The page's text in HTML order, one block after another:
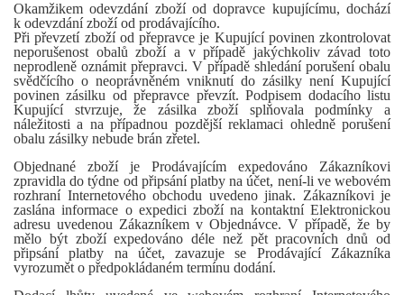
Okamžikem odevzdání zboží od dopravce kupujícímu, dochází
k odevzdání zboží od prodávajícího.
Při převzetí zboží od přepravce je Kupující povinen zkontrolovat
neporušenost obalů zboží a v případě jakýchkoliv závad toto
neprodleně oznámit přepravci. V případě shledání porušení obalu
svědčícího o neoprávněném vniknutí do zásilky není Kupující
povinen zásilku od přepravce převzít. Podpisem dodacího listu
Kupující stvrzuje, že zásilka zboží splňovala podmínky a
náležitosti a na případnou pozdější reklamaci ohledně porušení
obalu zásilky nebude brán zřetel.
Objednané zboží je Prodávajícím expedováno Zákazníkovi
zpravidla do týdne od připsání platby na účet, není-li ve webovém
rozhraní Internetového obchodu uvedeno jinak. Zákazníkovi je
zaslána informace o expedici zboží na kontaktní Elektronickou
adresu uvedenou Zákazníkem v Objednávce. V případě, že by
mělo být zboží expedováno déle než pět pracovních dnů od
připsání platby na účet, zavazuje se Prodávající Zákazníka
vyrozumět o předpokládaném termínu dodání.